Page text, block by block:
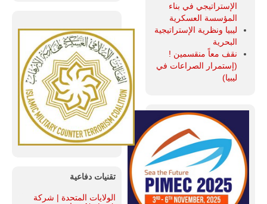
الإستراتيجي في بناء
المؤسسة العسكرية
ليبيا ونظرية الإستراتيجية
البحرية
نقف معاً منقسمين !
(إستمرار الصراعات في
ليبيا)
تقنيات دفاعية
الولايات المتحدة | شركة